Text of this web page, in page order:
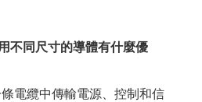
不同尺寸的導體有什麼優
電纜中傳輸電源、控制和信